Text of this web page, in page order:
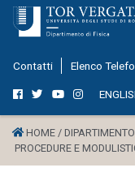
Contatti Elenco
HOME /
PROCEDURE E